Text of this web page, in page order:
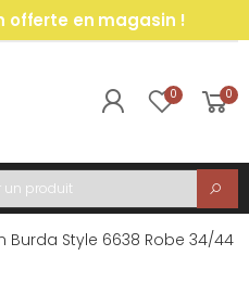
offerte en magasin !
0 0
Burda Style 6638 Robe 34/44